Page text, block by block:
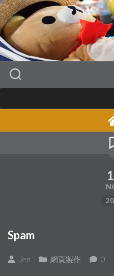
Skip
to
content
Spam
Jen 網頁製作 0